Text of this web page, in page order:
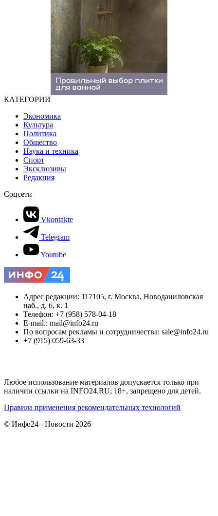
КАТЕГОРИИ
Экономика
Культура
Политика
Общество
Наука и техника
Спорт
Эксклюзивы
Редакция
Соцсети
Vkontakte
Telegram
Youtube
Адрес редакции: 117105, г. Москва, Новоданиловская
наб., д. 6, к. 1
Телефон: +7 (958) 578-04-18
E-mail.: mail@info24.ru
По вопросам рекламы и сотрудничества: sale@info24.ru
+7 (915) 059-63-33
Любое использование материалов допускается только при
наличии ссылки на INFO24.RU; 18+, запрещено для детей.
Правила применения рекомендательных технологий
© Инфо24 - Новости 2026